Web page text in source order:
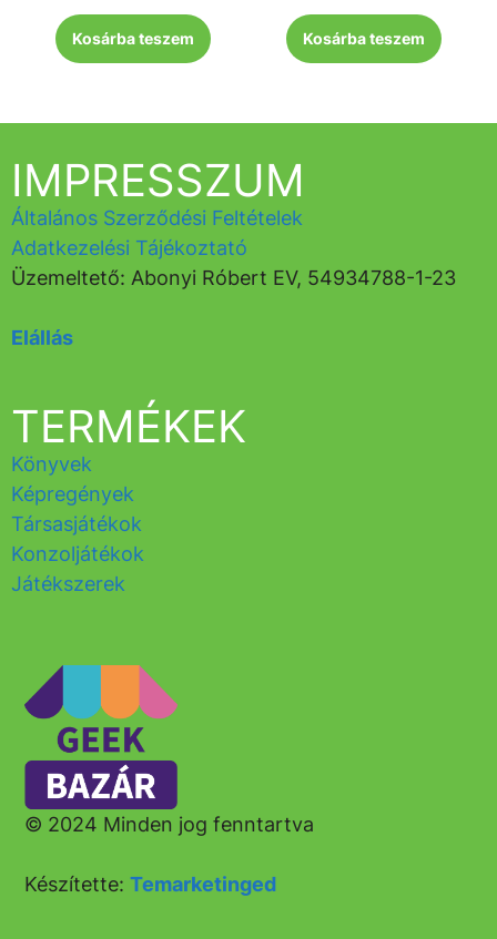
Kosárba teszem Kosárba teszem
© 2024 Minden jog fenntartva
Készítette:Temarketinged
TERMÉKEK
Könyvek
Képregények
Társasjátékok
Konzoljátékok
Játékszerek
IMPRESSZUM
Általános Szerződési Feltételek
Adatkezelési Tájékoztató
Üzemeltető: Abonyi Róbert EV, 54934788-1-23
Elállás